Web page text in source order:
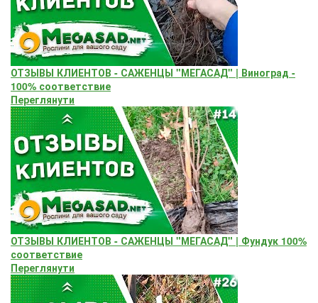
ОТЗЫВЫ КЛИЕНТОВ - САЖЕНЦЫ "МЕГАСАД" | Виноград -
100% соответствие
Переглянути
ОТЗЫВЫ КЛИЕНТОВ - САЖЕНЦЫ "МЕГАСАД" | Фундук 100%
соответствие
Переглянути